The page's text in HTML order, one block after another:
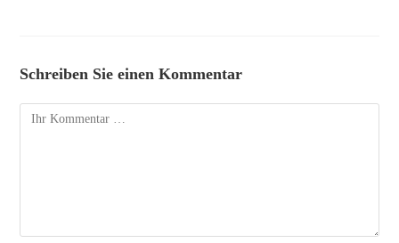
Schreiben Sie einen Kommentar